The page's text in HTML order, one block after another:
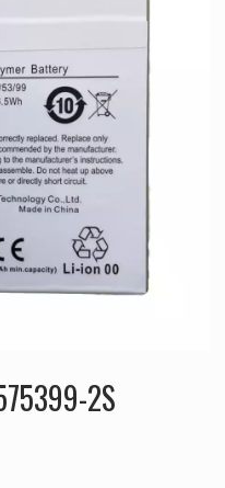
2S